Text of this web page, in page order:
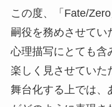
この度、「Fate/
嗣役を務めさせてい
心理描写にとても含
楽しく見させていた
舞台化する上では、